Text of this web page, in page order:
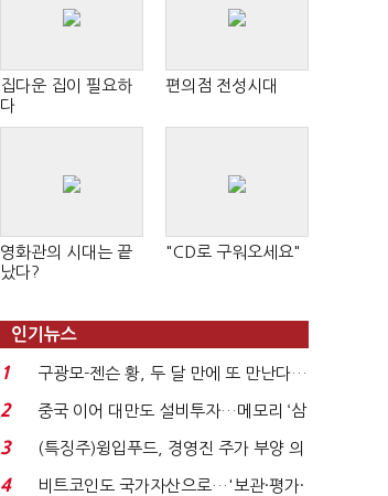
집다운 집이 필요하
다
편의점 전성시대
영화관의 시대는 끝
났다?
"CD로 구워오세요"
인기뉴스
1
구광모-젠슨 황, 두 달 만에 또 만난다…
로봇·AI 등 논...
2
중국 이어 대만도 설비투자…메모리 ‘삼
국전쟁’
3
(특징주)윙입푸드, 경영진 주가 부양 의
지에 상한가...
4
비트코인도 국가자산으로…'보관·평가·